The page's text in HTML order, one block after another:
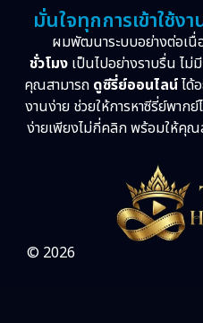
มั่นใจทุกการเข้าใช้ง
ผมพัฒนาระบบอย่างต่อเนื่
ชั่วโมงเป็นไปอย่างราบรื่น ไม่
คุณสามารถ ดูซีรี่ย์ออนไลน์ได้
งานง่าย ช่วยให้การหาซีรี่ย์พาก
ง่ายเพียงไม่กี่คลิก พร้อมให้คุณ
© 2026